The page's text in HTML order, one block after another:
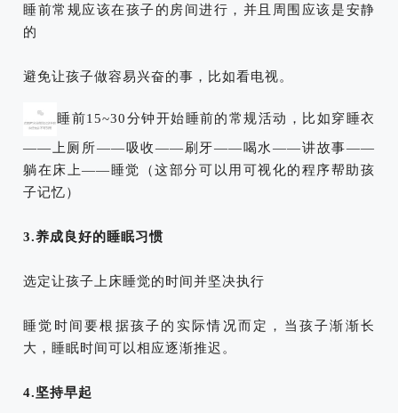
睡前常规应该在孩子的房间进行，并且周围应该是安静
的
避免让孩子做容易兴奋的事 ，比如看电视。
睡前15~30分钟开始睡前的常规活动，比如穿睡衣
——上厕所——吸收——刷牙——喝水——讲故事——
躺在床上——睡觉（这部分可以用可视化的程序帮助孩
子记忆）
3.养成良好的睡眠习惯
选定让孩子上床睡觉的时间并坚决执行
睡觉时间要根据孩子的实际情况而定，当孩子渐渐长
大，睡眠时间可以相应逐渐推迟。
4.坚持早起